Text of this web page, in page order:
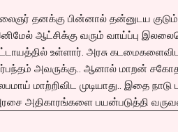
தனக்கு பின்னால் தன்னுடய
ஆட்சிக்கு வரும் வாய்ப்பு
உள்ளார். அரசு
அவருக்கு.. ஆனால் மாறன்
மாற்றிவிட முடியாது.. இதை
அதிகாரங்களை பயன்படுத்தி